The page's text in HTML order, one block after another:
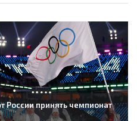
России принять чемпионат